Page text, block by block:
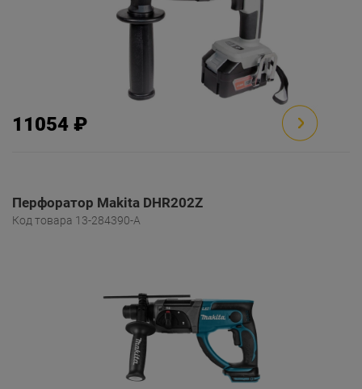
11054 ₽
Перфоратор Makita DHR202Z
Код товара 13-284390-A